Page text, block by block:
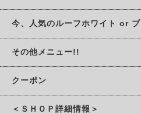
今、人気のルーフホワイト or ブ
その他メニュー!!
クーポン
＜ＳＨＯＰ詳細情報＞